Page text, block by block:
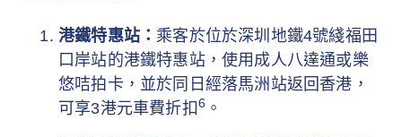
港鐵特惠站： 乘客於位於深圳地鐵4號綫福田
口岸站的港鐵特惠站，使用成人八達通或樂
悠咭拍卡，並於同日經落馬洲站返回香港，
可享3港元車費折扣 6 。